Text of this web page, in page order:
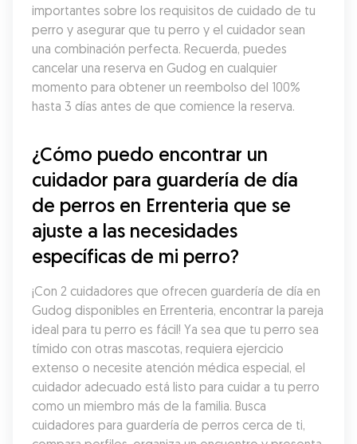
importantes sobre los requisitos de cuidado de tu
perro y asegurar que tu perro y el cuidador sean
una combinación perfecta. Recuerda, puedes
cancelar una reserva en Gudog en cualquier
momento para obtener un reembolso del 100%
hasta 3 días antes de que comience la reserva.
¿Cómo puedo encontrar un
cuidador para guardería de día
de perros en Errenteria que se
ajuste a las necesidades
específicas de mi perro?
¡Con 2 cuidadores que ofrecen guardería de día en
Gudog disponibles en Errenteria, encontrar la pareja
ideal para tu perro es fácil! Ya sea que tu perro sea
tímido con otras mascotas, requiera ejercicio
extenso o necesite atención médica especial, el
cuidador adecuado está listo para cuidar a tu perro
como un miembro más de la familia. Busca
cuidadores para guardería de perros cerca de ti,